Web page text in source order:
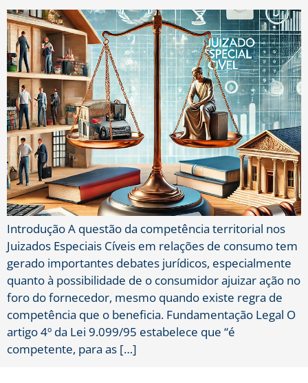
Introdução A questão da competência territorial nos
Juizados Especiais Cíveis em relações de consumo tem
gerado importantes debates jurídicos, especialmente
quanto à possibilidade de o consumidor ajuizar ação no
foro do fornecedor, mesmo quando existe regra de
competência que o beneficia. Fundamentação Legal O
artigo 4º da Lei 9.099/95 estabelece que “é
competente, para as […]